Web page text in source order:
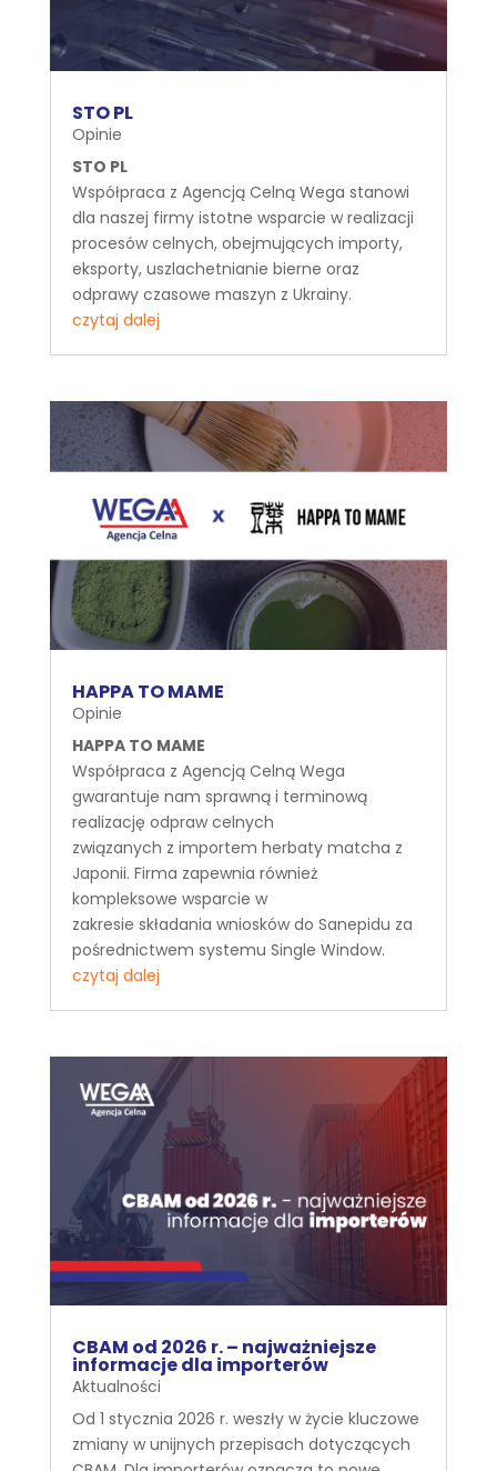
STO PL
Opinie
STO PL
Współpraca z Agencją Celną Wega stanowi
dla naszej firmy istotne wsparcie w realizacji
procesów celnych, obejmujących importy,
eksporty, uszlachetnianie bierne oraz
odprawy czasowe maszyn z Ukrainy.
czytaj dalej
HAPPA TO MAME
Opinie
HAPPA TO MAME
Współpraca z Agencją Celną Wega
gwarantuje nam sprawną i terminową
realizację odpraw celnych
związanych z importem herbaty matcha z
Japonii. Firma zapewnia również
kompleksowe wsparcie w
zakresie składania wniosków do Sanepidu za
pośrednictwem systemu Single Window.
czytaj dalej
CBAM od 2026 r. – najważniejsze
informacje dla importerów
Aktualności
Od 1 stycznia 2026 r. weszły w życie kluczowe
zmiany w unijnych przepisach dotyczących